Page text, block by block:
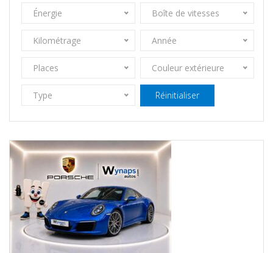
Énergie Boîte de vitesses
Kilométrage Année
Places Couleur extérieure
Type Réinitialiser